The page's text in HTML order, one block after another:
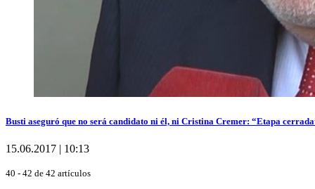
Busti aseguró que no será candidato ni él, ni Cristina Cremer: “Etapa
15.06.2017 | 10:13
40 - 42 de 42 artículos